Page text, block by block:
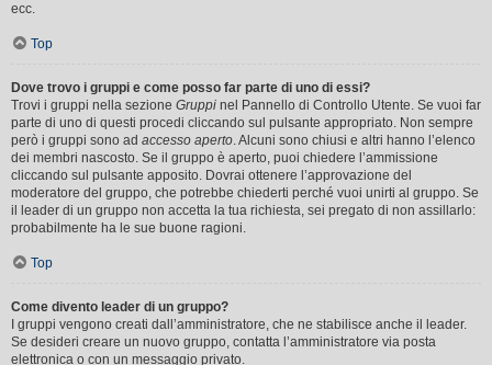
ecc.
Top
Dove trovo i gruppi e come posso far parte di uno di essi?
Trovi i gruppi nella sezione Gruppi nel Pannello di Controllo Utente. Se vuoi far
parte di uno di questi procedi cliccando sul pulsante appropriato. Non sempre
però i gruppi sono ad accesso aperto. Alcuni sono chiusi e altri hanno l’elenco
dei membri nascosto. Se il gruppo è aperto, puoi chiedere l’ammissione
cliccando sul pulsante apposito. Dovrai ottenere l’approvazione del
moderatore del gruppo, che potrebbe chiederti perché vuoi unirti al gruppo. Se
il leader di un gruppo non accetta la tua richiesta, sei pregato di non assillarlo:
probabilmente ha le sue buone ragioni.
Top
Come divento leader di un gruppo?
I gruppi vengono creati dall’amministratore, che ne stabilisce anche il leader.
Se desideri creare un nuovo gruppo, contatta l’amministratore via posta
elettronica o con un messaggio privato.